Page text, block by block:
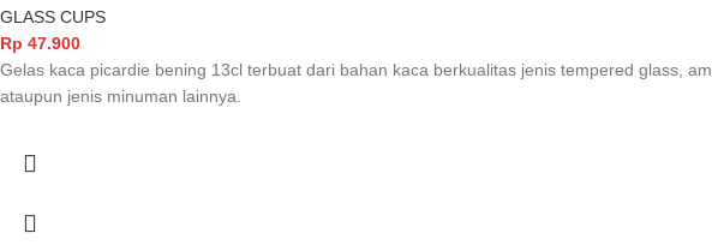
GLASS CUPS
Rp 47.900
Gelas kaca picardie bening 13cl terbuat dari bahan kaca berkualitas jenis tempered glass,
ataupun jenis minuman lainnya.